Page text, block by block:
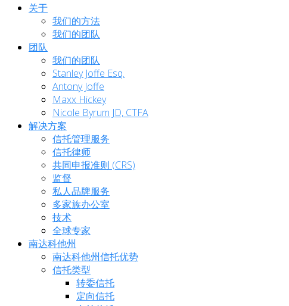
关于
我们的方法
我们的团队
团队
我们的团队
Stanley Joffe Esq.
Antony Joffe
Maxx Hickey
Nicole Byrum JD, CTFA
解决方案
信托管理服务
信托律师
共同申报准则 (CRS)
监督
私人品牌服务
多家族办公室
技术
全球专家
南达科他州
南达科他州信托优势
信托类型
转委信托
定向信托